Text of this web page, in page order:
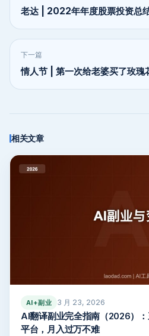
老达 | 2022年年度股票投资总
下一篇
情人节 | 第一次给老婆买了玫瑰
相关文章
AI+副业 3 月 23, 2026
AI翻译副业完全指南（2026）
平台，月入过万不难